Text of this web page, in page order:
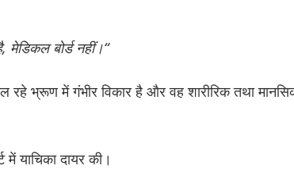
बोर्ड नहीं।“
रहे भ्रूण में गंभीर विकार है और वह शारीरिक तथा
में याचिका दायर की।